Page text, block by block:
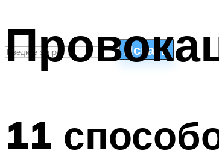
Искать
ПЛАВАНЬЕ ДЛЯ ПОХУДЕНИЯ
БАССЕЙН ДЛЯ ДОМА
11